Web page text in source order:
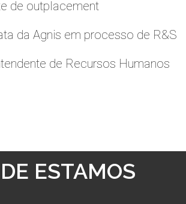
de outplacement
da Agnis em processo de R&S
de Recursos Humanos
ESTAMOS